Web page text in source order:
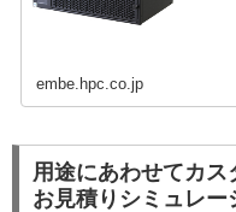
embe.hpc.co.jp
用途にあわせてカス
お見積りシミュレー